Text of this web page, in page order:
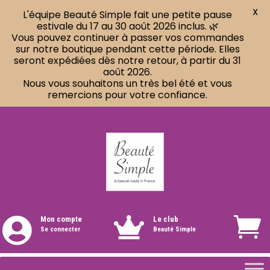
 Mon compte
Se connecter  Le club
Beauté Simple
L'équipe Beauté Simple fait une petite pause
estivale du 17 au 30 août 2026 inclus. 🌿
Vous pouvez continuer à passer vos commandes
sur notre boutique pendant cette période. Elles
seront expédiées dès notre retour, à partir du 31
août 2026.
Nous vous souhaitons un très bel été et vous
remercions pour votre confiance.
X